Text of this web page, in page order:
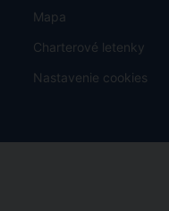
Mapa
Charterové letenky
Nastavenie cookies